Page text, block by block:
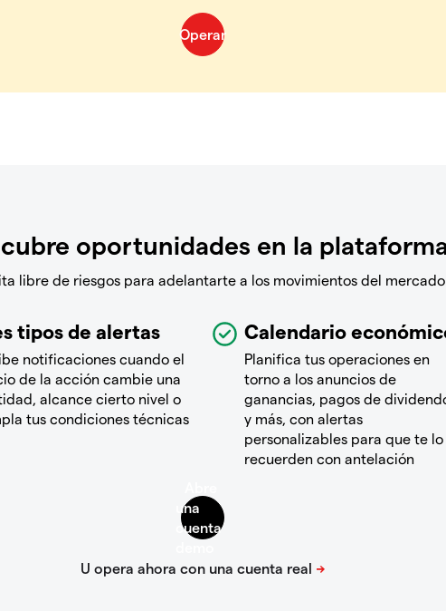
oportunidades en la
libre de riesgos para adelantarte a los movimientos del
tipos de alertas
notificaciones cuando el
de la acción cambie una
alcance cierto nivel o
tus condiciones técnicas
Calendario
Planifica tus operaciones en
torno a los anuncios de
ganancias, pagos de
y más, con alertas
personalizables para que te lo
recuerden con antelación